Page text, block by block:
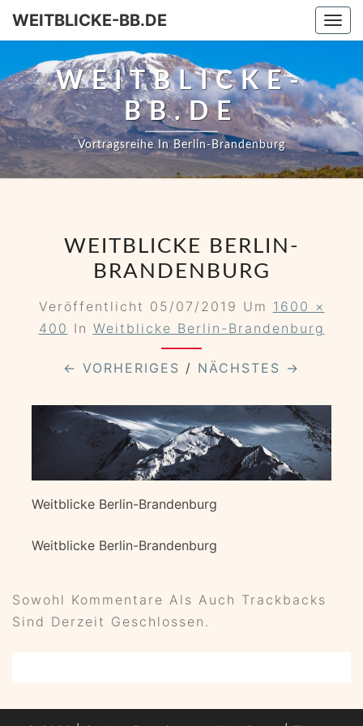
WEITBLICKE-BB.DE
WEITBLICKE-
BB.DE
Vortragsreihe In Berlin-Brandenburg
WEITBLICKE BERLIN-
BRANDENBURG
Veröffentlicht 05/07/2019 Um 1600 ×
400 In Weitblicke Berlin-Brandenburg
← VORHERIGES / NÄCHSTES →
Weitblicke Berlin-Brandenburg
Weitblicke Berlin-Brandenburg
Sowohl Kommentare Als Auch Trackbacks
Sind Derzeit Geschlossen.